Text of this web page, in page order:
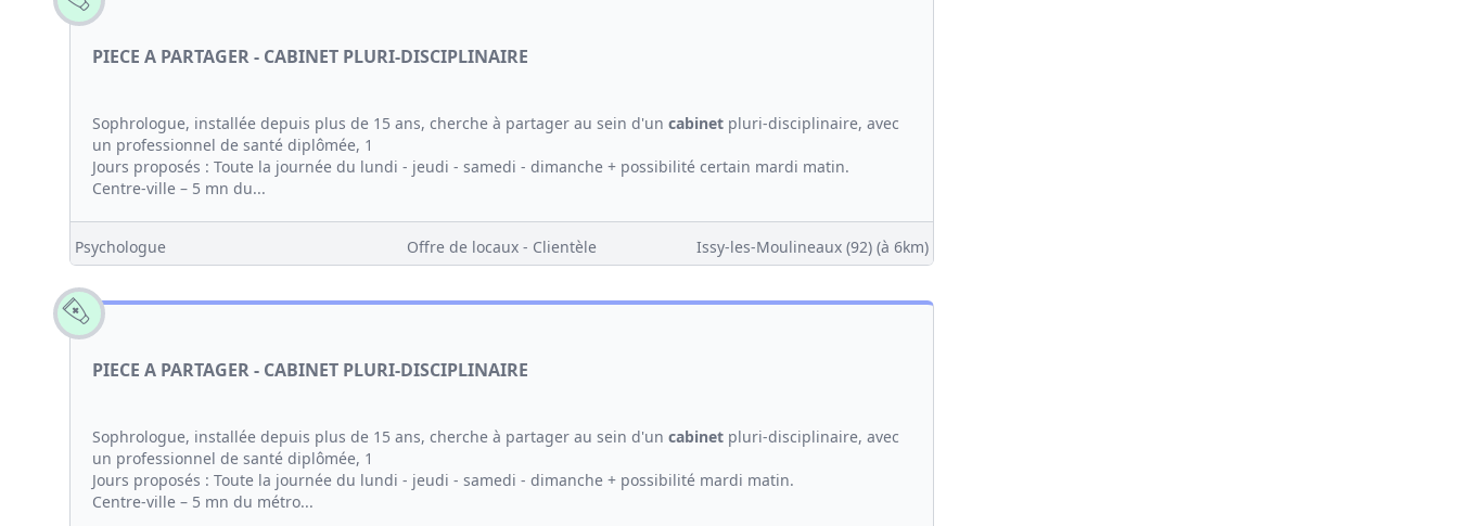
PIECE A PARTAGER - CABINET PLURI-DISCIPLINAIRE
Sophrologue, installée depuis plus de 15 ans, cherche à partager au sein d'un cabinet pluri-disciplinaire, avec
un professionnel de santé diplômée, 1
Jours proposés : Toute la journée du lundi - jeudi - samedi - dimanche + possibilité certain mardi matin.
Centre-ville – 5 mn du...
Psychologue Offre de locaux - Clientèle Issy-les-Moulineaux (92)(à 6km)
PIECE A PARTAGER - CABINET PLURI-DISCIPLINAIRE
Sophrologue, installée depuis plus de 15 ans, cherche à partager au sein d'un cabinet pluri-disciplinaire, avec
un professionnel de santé diplômée, 1
Jours proposés : Toute la journée du lundi - jeudi - samedi - dimanche + possibilité mardi matin.
Centre-ville – 5 mn du métro...